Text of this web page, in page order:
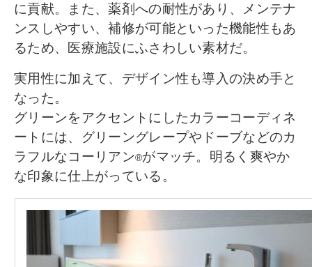
に貢献。また、薬剤への耐性があり、メンテナ
ンスしやすい、補修が可能といった機能性もあ
るため、医療施設にふさわしい素材だ。
実用性に加えて、デザイン性も導入の決め手と
なった。
グリーンをアクセントにしたカラーコーディネ
ートには、グリーングレープやドーブなどのカ
ラフルなコーリアン®がマッチ。明るく爽やか
な印象に仕上がっている。